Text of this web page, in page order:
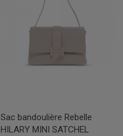
Sac bandoulière Rebelle
HILARY MINI SATCHEL